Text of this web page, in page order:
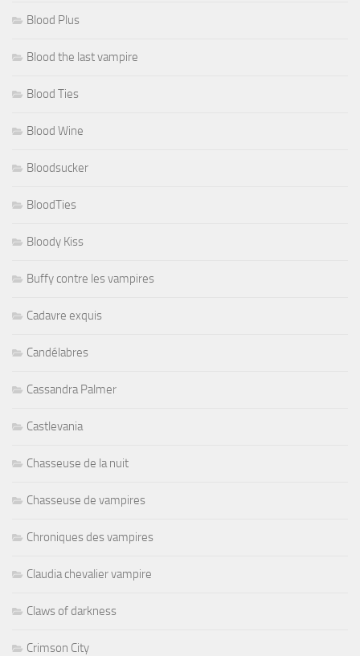
Blood Plus
Blood the last vampire
Blood Ties
Blood Wine
Bloodsucker
BloodTies
Bloody Kiss
Buffy contre les vampires
Cadavre exquis
Candélabres
Cassandra Palmer
Castlevania
Chasseuse de la nuit
Chasseuse de vampires
Chroniques des vampires
Claudia chevalier vampire
Claws of darkness
Crimson City